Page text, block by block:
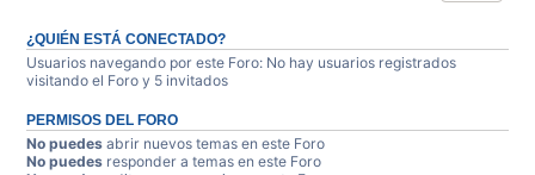
¿QUIÉN ESTÁ CONECTADO?
Usuarios navegando por este Foro: No hay usuarios registrados
visitando el Foro y 5 invitados
PERMISOS DEL FORO
No puedes abrir nuevos temas en este Foro
No puedes responder a temas en este Foro